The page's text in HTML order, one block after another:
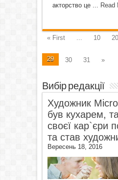
акторство це ... Read
« First ... 10 20
29
30 31 »
Вибір редакції
Художник
був кухарем,
своєї кар`єри
та став
Вересень 18, 2016